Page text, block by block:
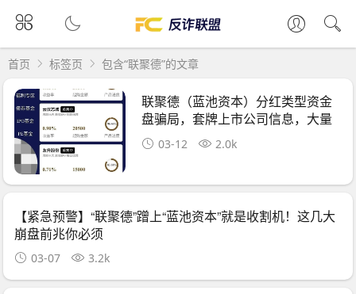
首页 标签页 包含“联聚德”的文章
联聚德（蓝池资本）分红类型资金
盘骗局，套牌上市公司信息，大量
单割投资会
03-12 2.0k
【紧急预警】“联聚德”蹭上“蓝池资本”就是收割机！这几大
崩盘前兆你必须
03-07 3.2k